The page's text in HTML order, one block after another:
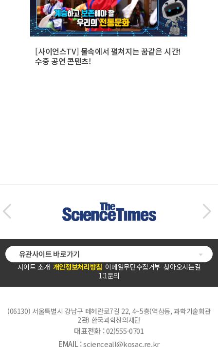
[사이언스TV] 물속에서 펼쳐지는 꿈같은 시간!
수중 공연 콘텐츠!
사이트 소개 개인정보처리방침 이메일무단수집거부 찾아오시는길
1:1문의
유관사이트 바로가기
(06130) 서울특별시 강남구 테헤란로7길 22, 4~5층(역삼동, 과학기술회관
2관) 한국과학창의재단
대표전화 :02)555-0701
EMAIL :scienceall@kosac.re.kr